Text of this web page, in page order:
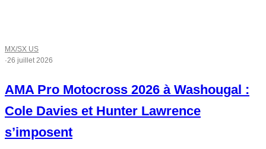
MX/SX US
·26 juillet 2026
AMA Pro Motocross 2026 à Washougal :
Cole Davies et Hunter Lawrence
s’imposent